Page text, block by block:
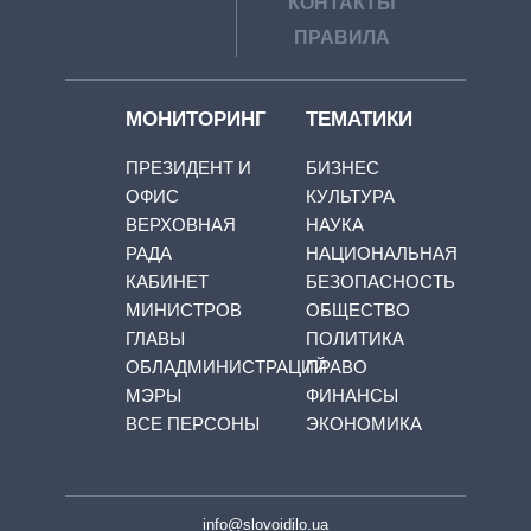
ПРАВИЛА
МОНИТОРИНГ
ПРЕЗИДЕНТ И
ОФИС
ВЕРХОВНАЯ
РАДА
КАБИНЕТ
МИНИСТРОВ
ГЛАВЫ
ОБЛАДМИНИСТРАЦИЙ
МЭРЫ
ВСЕ ПЕРСОНЫ
ТЕМАТИКИ
БИЗНЕС
КУЛЬТУРА
НАУКА
НАЦИОНАЛЬНАЯ
БЕЗОПАСНОСТЬ
ОБЩЕСТВО
ПОЛИТИКА
ПРАВО
ФИНАНСЫ
ЭКОНОМИКА
info@slovoidilo.ua